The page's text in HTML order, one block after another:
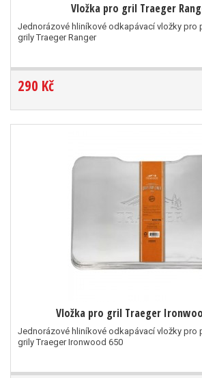
Vložka pro gril Traeger
Jednorázové hliníkové odkapávací vložky pro
grily Traeger Ranger
290 Kč
Vložka pro gril Traeger
Jednorázové hliníkové odkapávací vložky pro
grily Traeger Ironwood 650